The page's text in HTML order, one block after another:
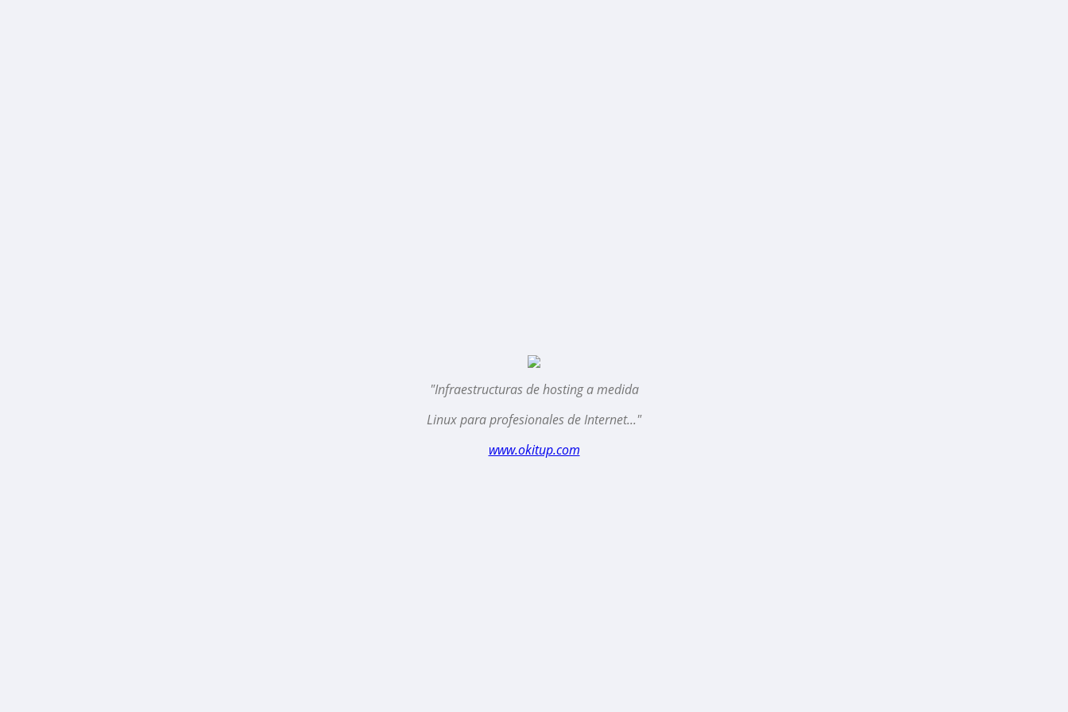
"Infraestructuras de hosting a medida
Linux para profesionales de Internet..."
www.okitup.com